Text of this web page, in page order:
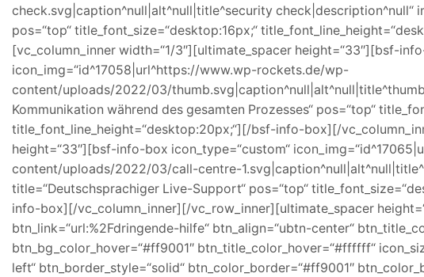
check.svg|caption^null|alt^null|title^security check|description^null“
pos=“top“ title_font_size=“desktop:16px;“
[vc_column_inner width=“1/3″][ultimate_spacer height=“33″][bsf-
icon_img=“id^17058|url^https://www.wp-rockets.de/wp-
content/uploads/2022/03/
Kommunikation während des gesamten Prozesses“ pos=“top“
title_font_line_height=“desktop:20px;“][/bsf-info-box][/
height=“33″][bsf-info-box icon_type=“custom“
content/uploads/2022/03/call-centre-
title=“Deutschsprachiger Live-Support“ pos=“top“
info-box][/vc_column_inner][/vc_row_inner][ultimate_spacer
btn_link=“url:%2Fdringende-hilfe“ btn_align=“ubtn-center“
btn_bg_color_hover=“#ff9001″ btn_title_color_hover=“#ffffff“
left“ btn_border_style=“solid“ btn_color_border=“#ff9001″